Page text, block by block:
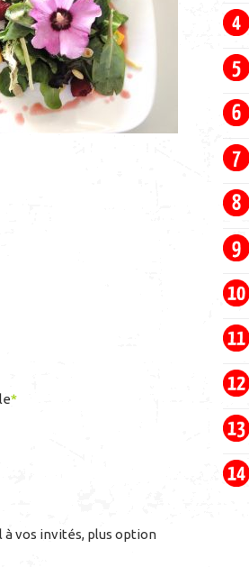
*
à vos invités, plus option